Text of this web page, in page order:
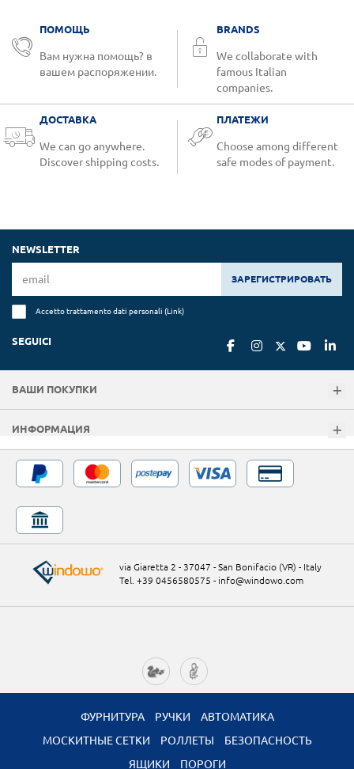
ПОМОЩЬ
Вам нужна помощь? в
вашем распоряжении.
BRANDS
We collaborate with
famous Italian
companies.
ДОСТАВКА
We can go anywhere.
Discover shipping costs.
ПЛАТЕЖИ
Choose among different
safe modes of payment.
NEWSLETTER
ЗАРЕГИСТРИРОВАТЬ
Accetto trattamento dati personali (Link)
SEGUICI
ВАШИ ПОКУПКИ
ИНФОРМАЦИЯ
via Giaretta 2 - 37047 - San Bonifacio (VR) - Italy
Tel. +39 0456580575 - info@windowo.com
ФУРНИТУРА РУЧКИ
АВТОМАТИКА
МОСКИТНЫЕ СЕТКИ
РОЛЛЕТЫ
БЕЗОПАСНОСТЬ
ЯЩИКИ
ПОРОГИ